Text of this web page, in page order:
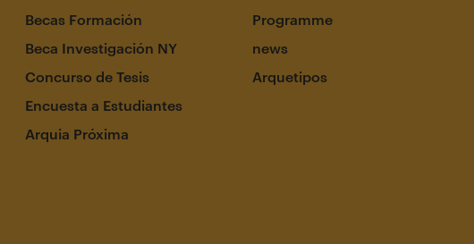
Becas Formación
Beca Investigación NY
Concurso de Tesis
Encuesta a Estudiantes
Arquia Próxima
Programme
news
Arquetipos